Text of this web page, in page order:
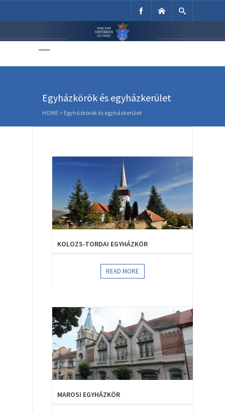
Unitárius Egyház
Egyházkörök és egyházkerület
HOME > Egyházkörök és egyházkerület
KOLOZS-TORDAI EGYHÁZKÖR
READ MORE
MAROSI EGYHÁZKÖR